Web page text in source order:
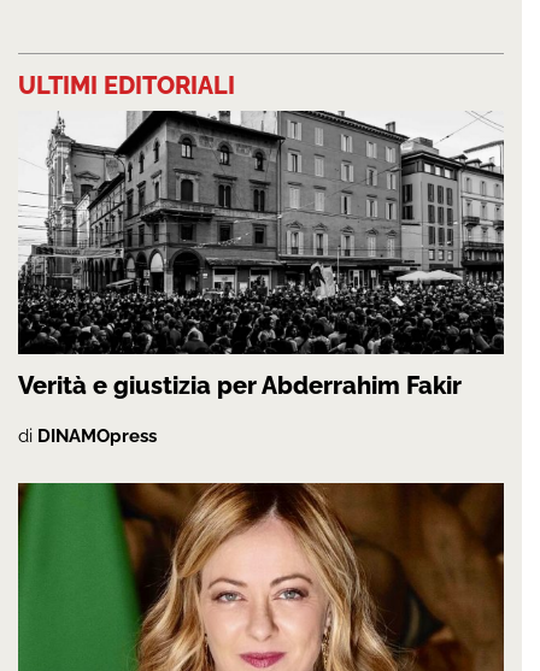
ULTIMI EDITORIALI
Verità e giustizia per Abderrahim Fakir
di DINAMOpress